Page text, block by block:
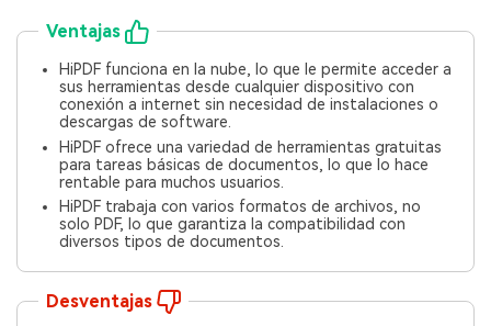
Ventajas
HiPDF funciona en la nube, lo que le permite acceder a
sus herramientas desde cualquier dispositivo con
conexión a internet sin necesidad de instalaciones o
descargas de software.
HiPDF ofrece una variedad de herramientas gratuitas
para tareas básicas de documentos, lo que lo hace
rentable para muchos usuarios.
HiPDF trabaja con varios formatos de archivos, no
solo PDF, lo que garantiza la compatibilidad con
diversos tipos de documentos.
Desventajas